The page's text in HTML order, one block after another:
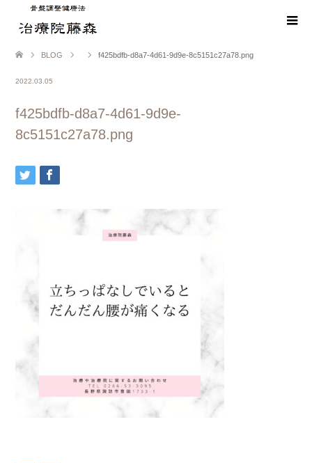
BLOG f425bdfb-d8a7-4d61-9d9e-8c5151c27a78.png
2022.03.05
f425bdfb-d8a7-4d61-9d9e-
8c5151c27a78.png